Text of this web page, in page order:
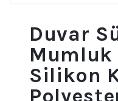
Duvar
Silikon